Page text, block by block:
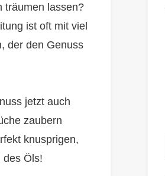
träumen lassen?
ist oft mit viel
der den Genuss
jetzt auch
zaubern
knusprigen,
des Öls!